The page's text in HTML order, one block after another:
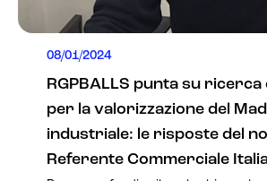
08/01/2024
RGPBALLS punta su ricerca
per la valorizzazione del
industriale: le risposte del
Referente Commerciale